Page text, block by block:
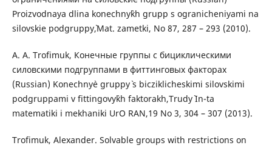
Proizvodnaya dlina konechny`kh grupp s ogranicheniyami na
silovskie podgruppy`,Mat. zametki, No 87, 287 – 293 (2010).
A. A. Trofimuk, Конечные группы с бициклическими
силовскими подгруппами в фиттинговых факторах
(Russian) Konechny`e gruppy` s bicziklicheskimi silovskimi
podgruppami v fittingovy`kh faktorakh,Trudy` In-ta
matematiki i mekhaniki UrO RAN,19 No 3, 304 – 307 (2013).
Trofimuk, Alexander. Solvable groups with restrictions on